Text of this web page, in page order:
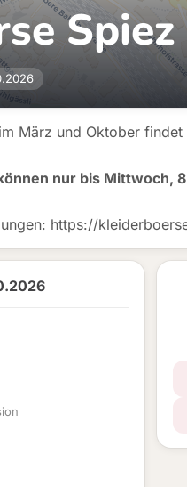
März und Oktober
nur bis Mittwoch,
https://
Spiez